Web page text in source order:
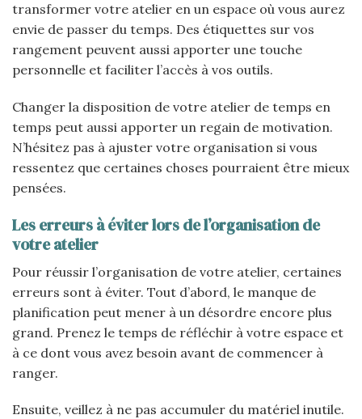
transformer votre atelier en un espace où vous aurez
envie de passer du temps. Des étiquettes sur vos
rangement peuvent aussi apporter une touche
personnelle et faciliter l’accès à vos outils.
Changer la disposition de votre atelier de temps en
temps peut aussi apporter un regain de motivation.
N’hésitez pas à ajuster votre organisation si vous
ressentez que certaines choses pourraient être mieux
pensées.
Les erreurs à éviter lors de l’organisation de
votre atelier
Pour réussir l’organisation de votre atelier, certaines
erreurs sont à éviter. Tout d’abord, le manque de
planification peut mener à un désordre encore plus
grand. Prenez le temps de réfléchir à votre espace et
à ce dont vous avez besoin avant de commencer à
ranger.
Ensuite, veillez à ne pas accumuler du matériel inutile.